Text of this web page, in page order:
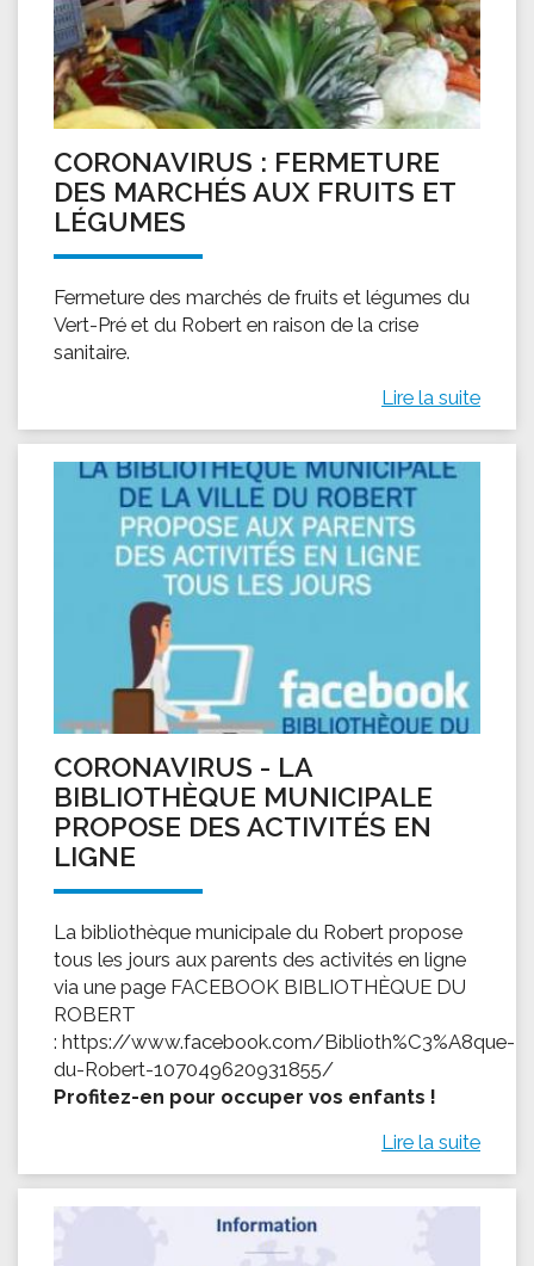
CORONAVIRUS : FERMETURE
DES MARCHÉS AUX FRUITS ET
LÉGUMES
Fermeture des marchés de fruits et légumes du
Vert-Pré et du Robert en raison de la crise
sanitaire.
Lire la suite
CORONAVIRUS - LA
BIBLIOTHÈQUE MUNICIPALE
PROPOSE DES ACTIVITÉS EN
LIGNE
La bibliothèque municipale du Robert propose
tous les jours aux parents des activités en ligne
via une page FACEBOOK BIBLIOTHÈQUE DU
ROBERT
: https://www.facebook.com/Biblioth%C3%A8que-
du-Robert-107049620931855/
Profitez-en pour occuper vos enfants !
Lire la suite